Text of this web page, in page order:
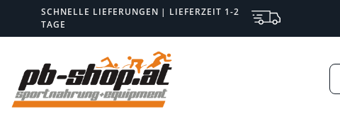
SCHNELLE LIEFERUNGEN | LIEFERZEIT 1-2
TAGE